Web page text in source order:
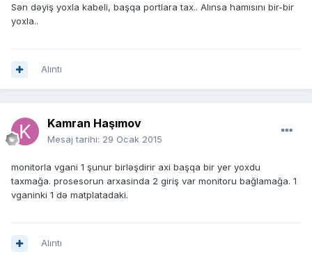
Sən dəyiş yoxla kabeli, başqa portlara tax.. Alınsa hamısını bir-bir
yoxla..
Alıntı
Kamran Haşımov
Mesaj tarihi: 29 Ocak 2015
monitorla vgani 1 şunur birləşdirir axi başqa bir yer yoxdu
taxmağa. prosesorun arxasinda 2 giriş var monitoru bağlamağa. 1
vganinki 1 də matplatadaki.
Alıntı